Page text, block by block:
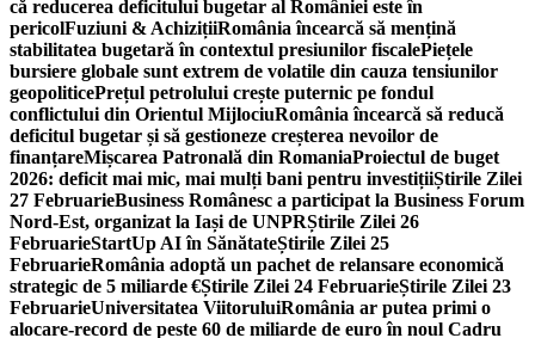
că reducerea deficitului bugetar al României este în
pericolFuziuni & AchizițiiRomânia încearcă să mențină
stabilitatea bugetară în contextul presiunilor fiscalePiețele
bursiere globale sunt extrem de volatile din cauza tensiunilor
geopoliticePrețul petrolului crește puternic pe fondul
conflictului din Orientul MijlociuRomânia încearcă să reducă
deficitul bugetar și să gestioneze creșterea nevoilor de
finanțareMișcarea Patronală din RomaniaProiectul de buget
2026: deficit mai mic, mai mulți bani pentru investițiiȘtirile Zilei
27 FebruarieBusiness Românesc a participat la Business Forum
Nord-Est, organizat la Iași de UNPRȘtirile Zilei 26
FebruarieStartUp AI în SănătateȘtirile Zilei 25
FebruarieRomânia adoptă un pachet de relansare economică
strategic de 5 miliarde €Știrile Zilei 24 FebruarieȘtirile Zilei 23
FebruarieUniversitatea ViitoruluiRomânia ar putea primi o
alocare-record de peste 60 de miliarde de euro în noul Cadru